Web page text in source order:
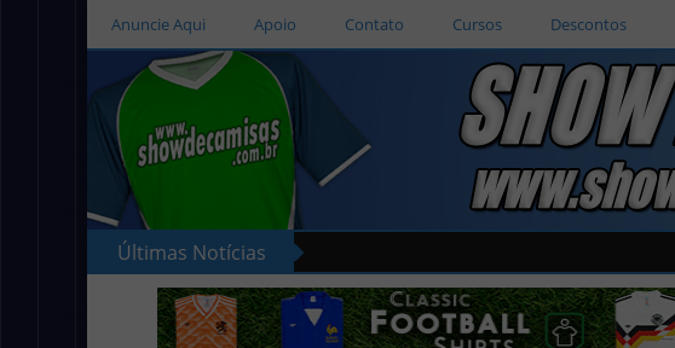
Anuncie Aqui Apoio Contato Cursos Descontos
Últimas Notícias